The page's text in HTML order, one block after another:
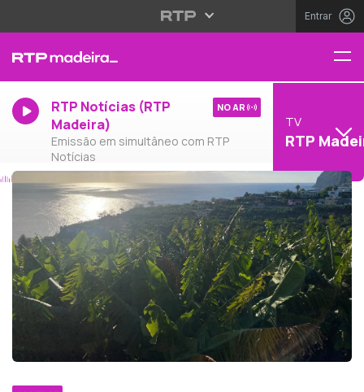
Entrar
RTP Notícias (RTP
Madeira)
Emissão em simultâneo com RTP
Notícias
NO AR
TV
RTP